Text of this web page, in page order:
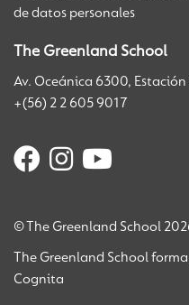
de datos personales
The Greenland School
Av. Oceánica 6300,
+(56) 2 2 605 9017
© The Greenland School
The Greenland School
Cognita